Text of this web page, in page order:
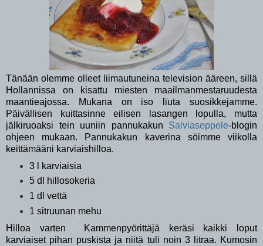
Tänään olemme olleet liimautuneina television ääreen, sillä
Hollannissa on kisattu miesten maailmanmestaruudesta
maantieajossa. Mukana on iso liuta suosikkejamme.
Päivällisen kuittasinne eilisen lasangen lopulla, mutta
jälkiruoaksi tein uuniin pannukakun Salviaseppele-blogin
ohjeen mukaan. Pannukakun kaverina söimme viikolla
keittämääni karviaishilloa.
3 l karviaisia
5 dl hillosokeria
1 dl vettä
1 sitruunan mehu
Hilloa varten Kammenpyörittäjä keräsi kaikki loput
karviaiset pihan puskista ja niitä tuli noin 3 litraa. Kumosin